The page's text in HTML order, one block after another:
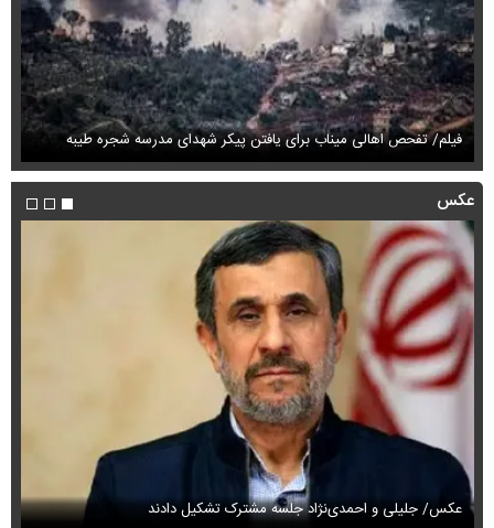
فیلم/تبریک تولد همزمان ۵ همسر این مرد جنجالی شد!
عکس
عکس زیرخاکی از محبوبترین محله تهران ۵۰ سال